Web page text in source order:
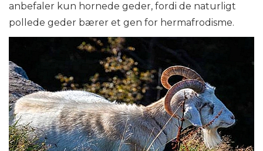
anbefaler kun hornede geder, fordi de naturligt
pollede geder bærer et gen for hermafrodisme.